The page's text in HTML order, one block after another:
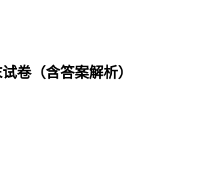
卷（含答案解析）